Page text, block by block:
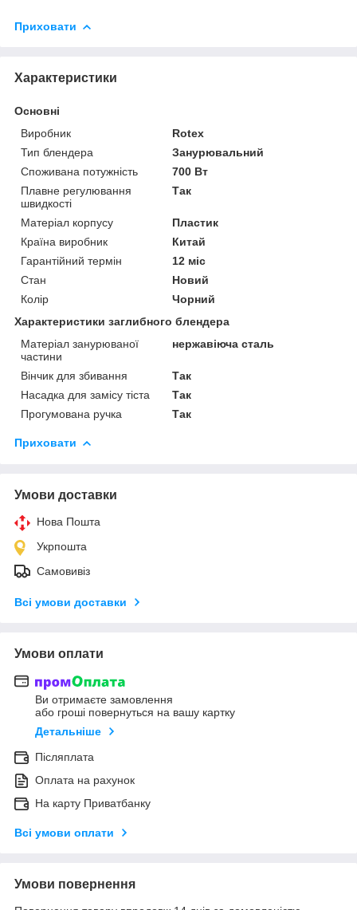
Приховати
Характеристики
Основні
Виробник
Rotex
Тип блендера
Занурювальний
Споживана потужність
700 Вт
Плавне регулювання
швидкості
Так
Матеріал корпусу
Пластик
Країна виробник
Китай
Гарантійний термін
12 міс
Стан
Новий
Колір
Чорний
Характеристики заглибного блендера
Матеріал занурюваної
частини
нержавіюча сталь
Вінчик для збивання
Так
Насадка для замісу тіста
Так
Прогумована ручка
Так
Приховати
Умови доставки
Нова Пошта
Укрпошта
Самовивіз
Всі умови доставки
Умови оплати
Ви отримаєте замовлення
або гроші повернуться на вашу картку
Детальніше
Післяплата
Оплата на рахунок
На карту Приватбанку
Всі умови оплати
Умови повернення